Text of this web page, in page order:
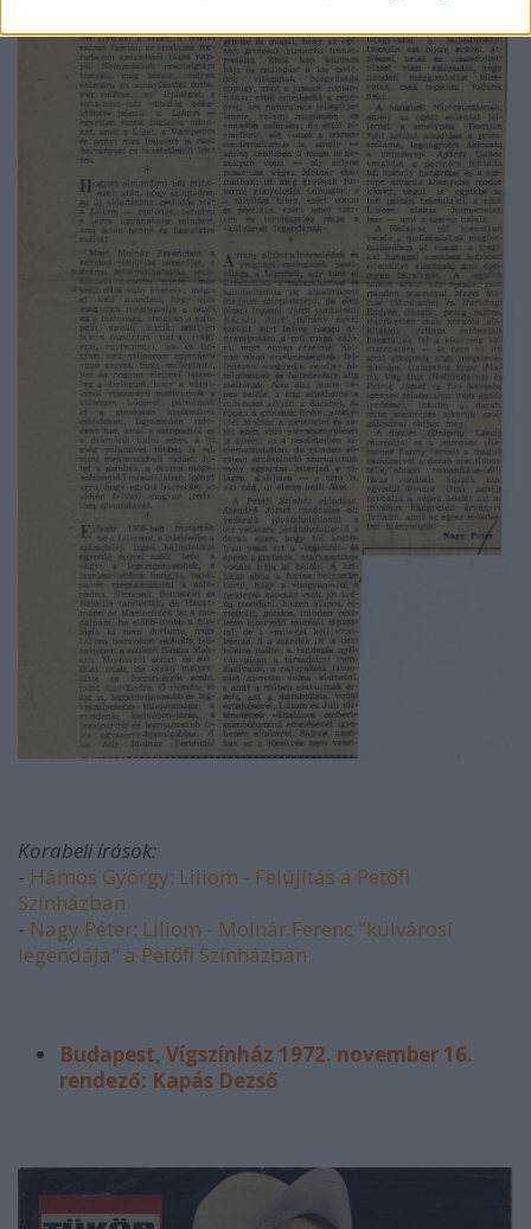
Korabeli írások:
- Hámos György: Liliom - Felújítás a Petőfi
Színházban
- Nagy Péter: Liliom - Molnár Ferenc "külvárosi
legendája" a Petőfi Színházban
Budapest, Vígszínház 1972. november 16.
rendező: Kapás Dezső